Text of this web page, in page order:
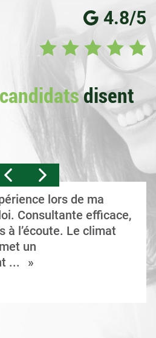
4.8/5
disent
lors de ma
Consultante efficace,
à l’écoute. Le climat
un
...